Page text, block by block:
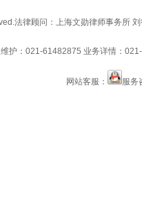
法律顾问：上海文勋律师事务所
护：021-61482875 业务详情：
网站客服： 服务